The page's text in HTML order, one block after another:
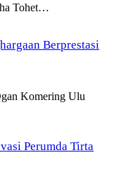
Tohet…
Berprestasi
Komering Ulu
Perumda Tirta